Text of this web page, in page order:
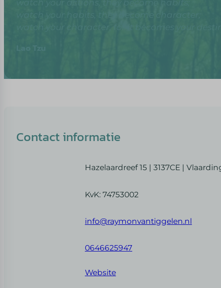
Contact informatie
Hazelaardreef 15 | 3137CE |
KvK: 74753002
info@raymonvantiggelen.nl
0646625947
Website